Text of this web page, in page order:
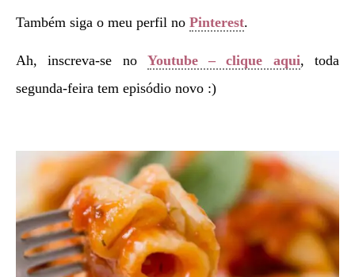
Também siga o meu perfil no Pinterest.
Ah, inscreva-se no Youtube – clique aqui, toda
segunda-feira tem episódio novo :)